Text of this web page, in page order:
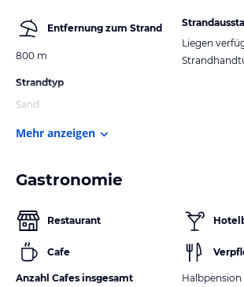
Entfernung zum Strand
800 m
Strandtyp
Sand
Liegen
Mehr anzeigen
Gastronomie
Restaurant
Cafe
Anzahl Cafes insgesamt
Halbpension